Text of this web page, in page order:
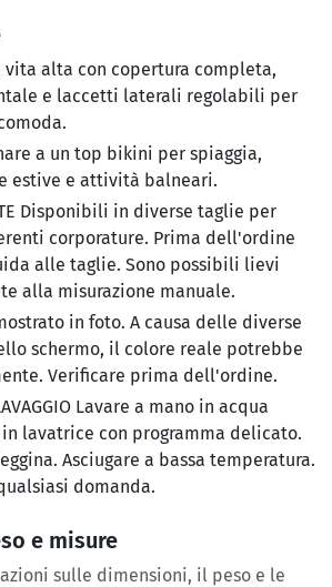
vita alta con copertura completa,
e laccetti laterali regolabili per
a un top bikini per spiaggia,
estive e attività balneari.
Disponibili in diverse taglie per
corporature. Prima dell'ordine
alle taglie. Sono possibili lievi
alla misurazione manuale.
in foto. A causa delle diverse
schermo, il colore reale potrebbe
Verificare prima dell'ordine.
Lavare a mano in acqua
lavatrice con programma delicato.
Asciugare a bassa temperatura.
domanda.
e misure
sulle dimensioni, il peso e le